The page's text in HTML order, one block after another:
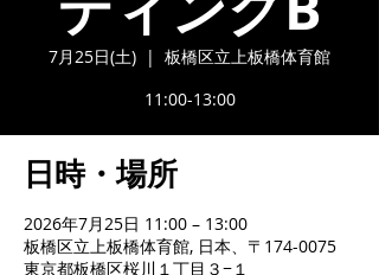
7月25日(土)
  |
板橋区立上板橋体育館
11:00-13:00
日時・場所
2026年7月25日 11:00 – 13:00
板橋区立上板橋体育館, 日本、〒174-0075
東京都板橋区桜川１丁目３−１